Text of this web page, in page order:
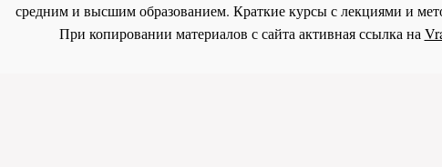
средним и высшим образованием. Краткие курсы с лекциями и
При копировании материалов с сайта активная ссылка на